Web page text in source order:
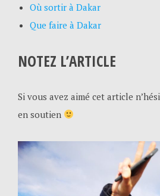
Où sortir à Dakar
Que faire à Dakar
NOTEZ L’ARTICLE
Si vous avez aimé cet article
en soutien